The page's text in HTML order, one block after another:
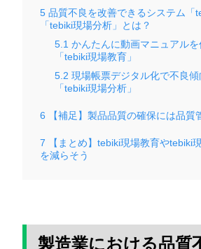
5 品質不良を改善できるシステム「
「tebiki現場分析」とは？
5.1 かんたんに動画マニュアルを
「tebiki現場教育」
5.2 現場帳票デジタル化で不良
「tebiki現場分析」
6 【補足】製品品質の確保には品質
7 【まとめ】tebiki現場教育やtebiki
を減らそう
製造業における品質